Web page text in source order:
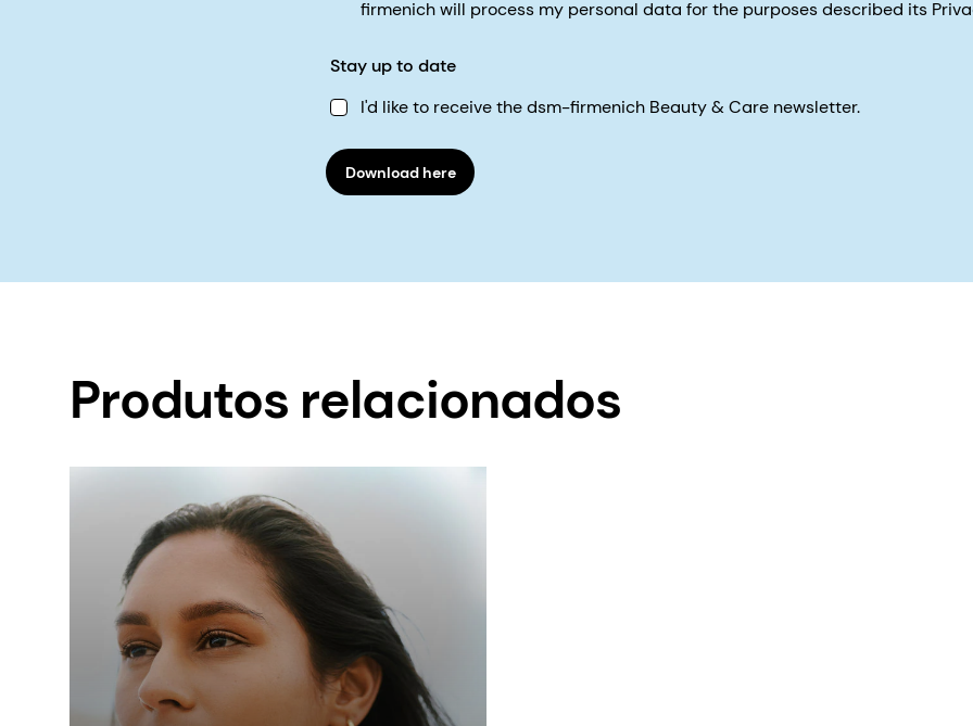
firmenich will process my personal data for the purposes described its
Stay up to date
I'd like to receive the dsm-firmenich Beauty & Care newsletter.
Download here
Produtos relacionados